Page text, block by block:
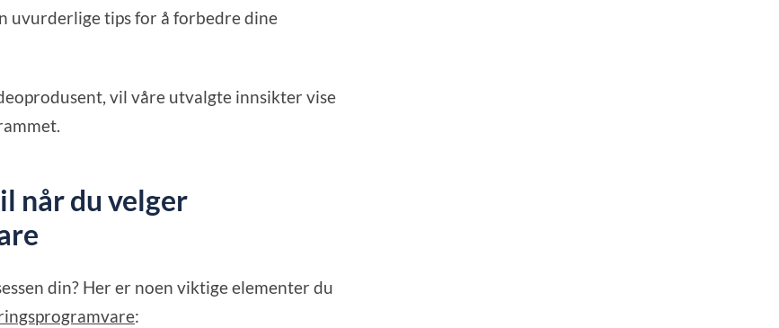
uvurderlige tips for å forbedre dine
vil våre utvalgte innsikter vise
når du velger
din? Her er noen viktige elementer du
: